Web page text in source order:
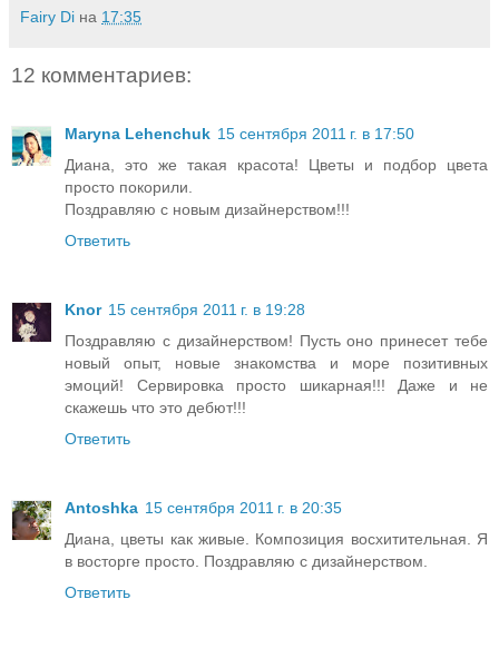
Fairy Di на 17:35
12 комментариев:
Maryna Lehenchuk 15 сентября 2011 г. в 17:50
Диана, это же такая красота! Цветы и подбор цвета
просто покорили.
Поздравляю с новым дизайнерством!!!
Ответить
Knor 15 сентября 2011 г. в 19:28
Поздравляю с дизайнерством! Пусть оно принесет тебе
новый опыт, новые знакомства и море позитивных
эмоций! Сервировка просто шикарная!!! Даже и не
скажешь что это дебют!!!
Ответить
Antoshka 15 сентября 2011 г. в 20:35
Диана, цветы как живые. Композиция восхитительная. Я
в восторге просто. Поздравляю с дизайнерством.
Ответить